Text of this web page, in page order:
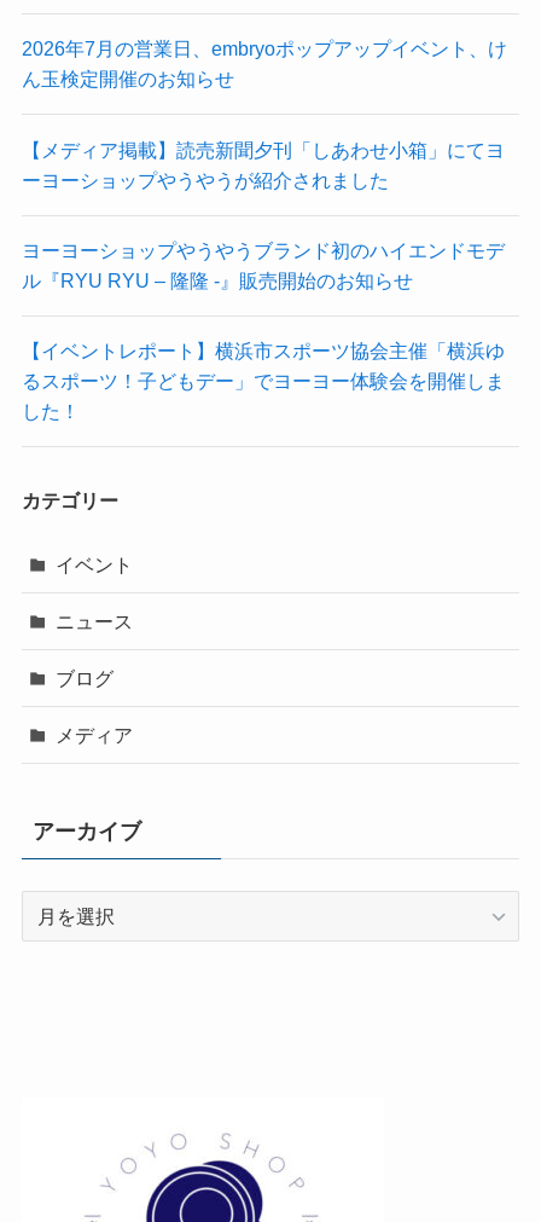
2026年7月の営業日、embryoポップアップイベント、け
ん玉検定開催のお知らせ
【メディア掲載】読売新聞夕刊「しあわせ小箱」にてヨ
ーヨーショップやうやうが紹介されました
ヨーヨーショップやうやうブランド初のハイエンドモデ
ル『RYU RYU – 隆隆 -』販売開始のお知らせ
【イベントレポート】横浜市スポーツ協会主催「横浜ゆ
るスポーツ！子どもデー」でヨーヨー体験会を開催しま
した！
カテゴリー
イベント
ニュース
ブログ
メディア
アーカイブ